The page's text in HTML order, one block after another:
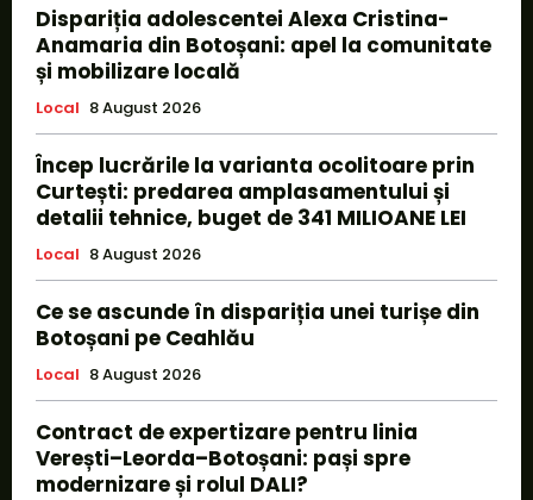
Dispariția adolescentei Alexa Cristina-
Anamaria din Botoșani: apel la comunitate
și mobilizare locală
Local 8 August 2026
Încep lucrările la varianta ocolitoare prin
Curtești: predarea amplasamentului și
detalii tehnice, buget de 341 MILIOANE LEI
Local 8 August 2026
Ce se ascunde în dispariția unei turișe din
Botoșani pe Ceahlău
Local 8 August 2026
Contract de expertizare pentru linia
Verești–Leorda–Botoșani: pași spre
modernizare și rolul DALI?